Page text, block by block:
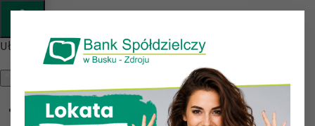
Ułatwienia dostępu
Odwróć kolory